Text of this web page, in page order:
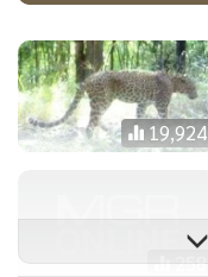
19,924
258